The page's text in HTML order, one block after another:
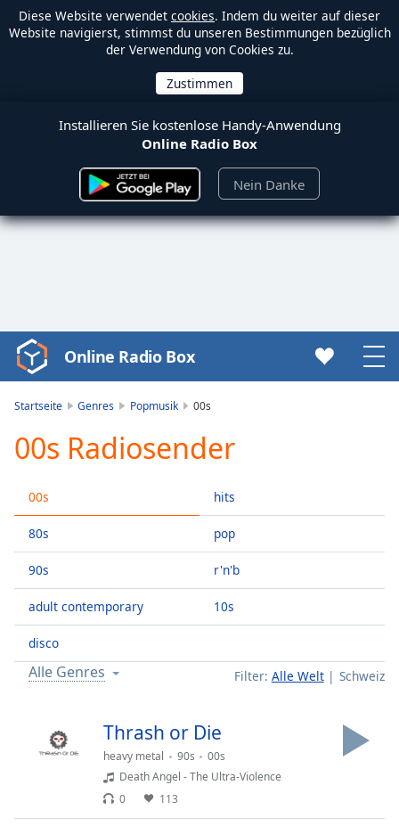
Diese Website verwendet cookies. Indem du weiter auf dieser
Website navigierst, stimmst du unseren Bestimmungen bezüglich
der Verwendung von Cookies zu.
Installieren Sie kostenlose Handy-Anwendung
Online Radio Box
Nein Danke
Video
Player
Play
Video
Skip
Skip
Mute
Current
Time0:00
Duration
Loaded:
0.00%
Seek to
live,
Remaining
Online Radio Box
Startseite Genres Popmusik 00s
00s Radiosender
00s
80s
90s
adult contemporary
disco
hits
pop
r'n'b
10s
Filter: Alle Welt Schweiz
Alle Genres
Thrash or Die
heavy metal 90s
00s
Death Angel - The Ultra-Violence
0
113